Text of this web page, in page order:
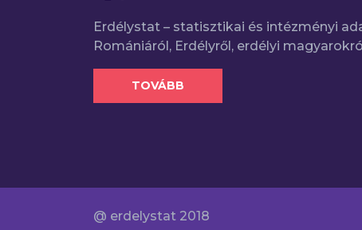
Erdélystat – statisztikai és intézményi
Romániáról, Erdélyről, erdélyi
TOVÁBB
@ erdelystat 2018